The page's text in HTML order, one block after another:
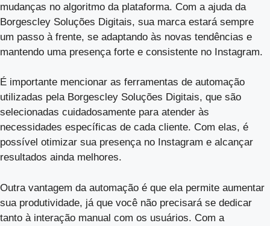
mudanças no algoritmo da plataforma. Com a ajuda da
Borgescley Soluções Digitais, sua marca estará sempre
um passo à frente, se adaptando às novas tendências e
mantendo uma presença forte e consistente no Instagram.
É importante mencionar as ferramentas de automação
utilizadas pela Borgescley Soluções Digitais, que são
selecionadas cuidadosamente para atender às
necessidades específicas de cada cliente. Com elas, é
possível otimizar sua presença no Instagram e alcançar
resultados ainda melhores.
Outra vantagem da automação é que ela permite aumentar
sua produtividade, já que você não precisará se dedicar
tanto à interação manual com os usuários. Com a